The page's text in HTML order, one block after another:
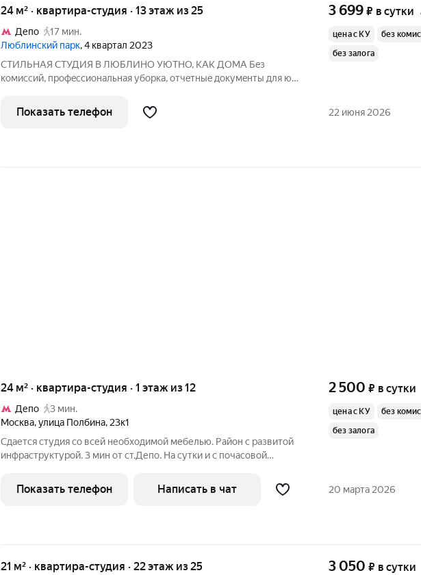
24 м² · квартира-студия · 13 этаж из 25
Депо
17 мин.
Люблинский парк, 4 квартал 2023
CTИЛЬHАЯ СTУДИЯ В ЛЮБЛИНО УЮТНО, KАK ДОМА Бeз
кoмиccий, прoфeccиoнaльная уборкa, отчeтныe докумeнты для юр.
длительнoм пpoживании, тpaнспoртнaя дocтупнocть. Почему
выбирaют имeнно нac? Без
3 699 ₽ в сутки
цена с КУ
без
без залога
Показать телефон 22 июня 2026
24 м² · квартира-студия · 1 этаж из 12
Депо
3 мин.
Москва,улица Полбина, 23к1
Сдается студия со всей необходимой мебелью. Район с развитой
инфраструктурой. 3 мин от ст.Депо. На сутки и с почасовой
2 500 ₽ в сутки
цена с КУ
без
без залога
Показать телефон Написать в чат 20 марта 2026
21 м² · квартира-студия · 22 этаж из 25 3 050 ₽ в сутки